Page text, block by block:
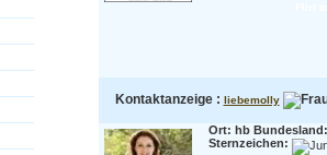
Kontaktanzeige : liebemolly
Ort: hb
Sternzeichen: